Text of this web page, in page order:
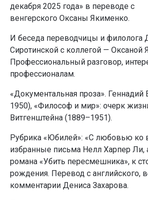
декабря 2025 года» в переводе с
венгерского Оксаны Якименко.
И беседа переводчицы и филолога
Сиротинской с коллегой — Оксаной
Профессиональный разговор,
профессионалам.
«Документальная проза». Геннадий
1950), «Философ и мир»: очерк
Витгенштейна (1889–1951).
Рубрика «Юбилей»: «С любовью ко
избранные письма Нелл Харпер Ли,
романа «Убить пересмешника», к
рождения. Перевод с английского,
комментарии Дениса Захарова.